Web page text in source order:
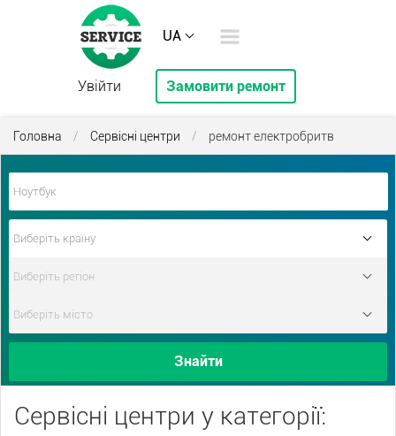
UA
Увійти Замовити ремонт
Головна / Сервісні центри / ремонт електробритв
Знайти
Сервісні центри у категорії: